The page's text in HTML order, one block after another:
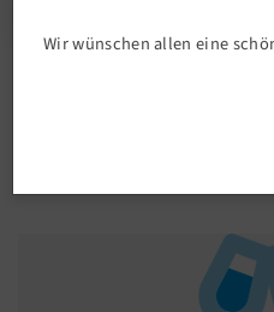
Wir wünschen allen eine